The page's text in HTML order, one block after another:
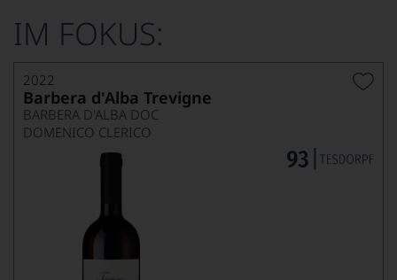
IM FOKUS:
2022
Barbera d'Alba Trevigne
BARBERA D'ALBA DOC
DOMENICO CLERICO